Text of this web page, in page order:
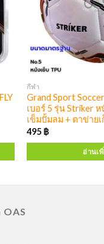
กีฬา
Grand Sport
เบอร์ 5 รุ่น Striker
เข็มปั้มลม + ตาข่าย
495 ฿
อ่านเ